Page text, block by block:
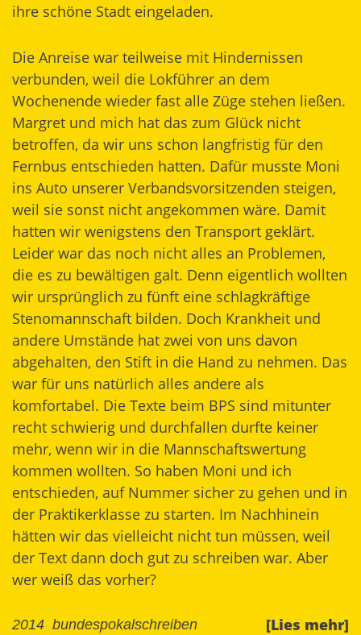
ihre schöne Stadt eingeladen.
Die Anreise war teilweise mit Hindernissen
verbunden, weil die Lokführer an dem
Wochenende wieder fast alle Züge stehen ließen.
Margret und mich hat das zum Glück nicht
betroffen, da wir uns schon langfristig für den
Fernbus entschieden hatten. Dafür musste Moni
ins Auto unserer Verbandsvorsitzenden steigen,
weil sie sonst nicht angekommen wäre. Damit
hatten wir wenigstens den Transport geklärt.
Leider war das noch nicht alles an Problemen,
die es zu bewältigen galt. Denn eigentlich wollten
wir ursprünglich zu fünft eine schlagkräftige
Stenomannschaft bilden. Doch Krankheit und
andere Umstände hat zwei von uns davon
abgehalten, den Stift in die Hand zu nehmen. Das
war für uns natürlich alles andere als
komfortabel. Die Texte beim BPS sind mitunter
recht schwierig und durchfallen durfte keiner
mehr, wenn wir in die Mannschaftswertung
kommen wollten. So haben Moni und ich
entschieden, auf Nummer sicher zu gehen und in
der Praktikerklasse zu starten. Im Nachhinein
hätten wir das vielleicht nicht tun müssen, weil
der Text dann doch gut zu schreiben war. Aber
wer weiß das vorher?
[Lies mehr]
2014 bundespokalschreiben